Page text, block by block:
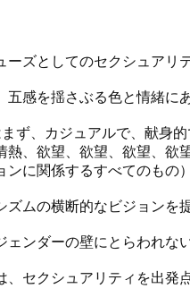
ーズとしてのセクシュアリ
五感を揺さぶる色と情緒に
ず、カジュアルで、献身
熱、欲望、欲望、欲望、欲
ンに関係するすべてのもの
ズムの横断的なビジョンを
ェンダーの壁にとらわれな
、セクシュアリティを出発